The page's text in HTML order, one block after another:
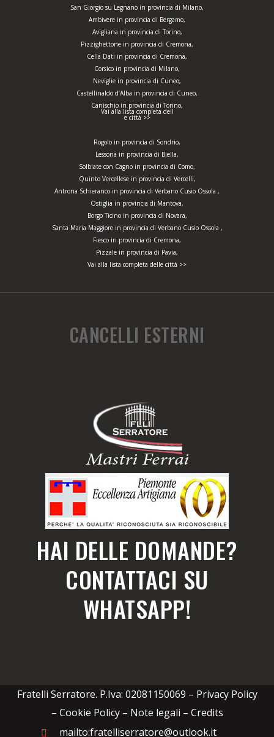
San Giorgio su Legnano in provincia di Milano,
Ambivere in provincia di Bergamo,
Avigliana in provincia di Torino,
Pizzighettone in provincia di Cremona,
Cella Dati in provincia di Cremona,
Corsico in provincia di Milano,
Neviglie in provincia di Cuneo,
Castellinaldo d’Alba in provincia di Cuneo,
Canischio in provincia di Torino,
Vai alla lista completa dell
e città >>
Rogolo in provincia di Sondrio,
Lessona in provincia di Biella,
Solbiate con Cagno in provincia di Como,
Quinto Vercellese in provincia di Vercelli,
Antrona Schieranco in provincia di Verbano Cusio Ossola ,
Ostiglia in provincia di Mantova,
Borgo Ticino in provincia di Novara,
Santa Maria Maggiore in provincia di Verbano Cusio Ossola ,
Fiesco in provincia di Cremona,
Pizzale in provincia di Pavia,
Vai alla lista completa delle città >>
CANCELLI ESTERNI
HAI DELLE DOMANDE?
CONTATTACI SU
WHATSAPP!
Fratelli Serratore. P.Iva: 02081150069 – Privacy Policy
– Cookie Policy – Note legali – Credits
mailto:fratelliserratore@outlook.it